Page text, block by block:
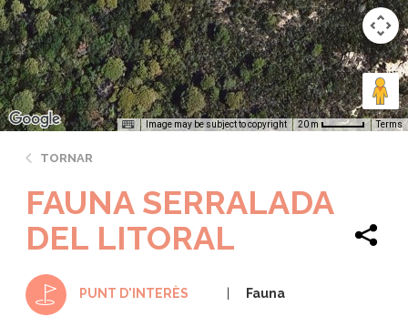
Image may be subject to copyright 20 m Terms
TORNAR
FAUNA SERRALADA
DEL LITORAL
PUNT D'INTERÈS Fauna